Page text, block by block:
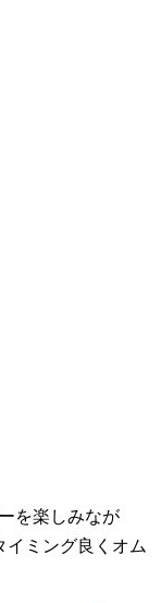
を楽しみなが
イミング良くオム